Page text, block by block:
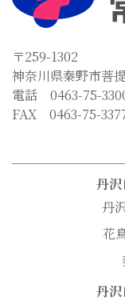
〒259-1302
神奈川県秦野市菩
電話 0463-75-3300
FAX 0463-75-
丹
丹
花
丹